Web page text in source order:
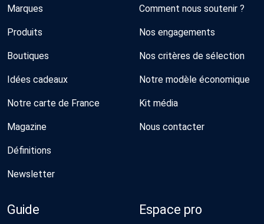
Marques
Produits
Boutiques
Idées cadeaux
Notre carte de France
Magazine
Définitions
Newsletter
Comment nous soutenir ?
Nos engagements
Nos critères de sélection
Notre modèle économique
Kit média
Nous contacter
Guide Espace pro